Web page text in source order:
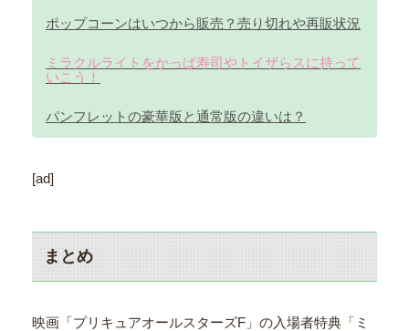
ポップコーンはいつから販売？売り切れや再販状況
ミラクルライトをかっぱ寿司やトイザらスに持って
いこう！
パンフレットの豪華版と通常版の違いは？
[ad]
まとめ
映画「プリキュアオールスターズF」の入場者特典「ミ